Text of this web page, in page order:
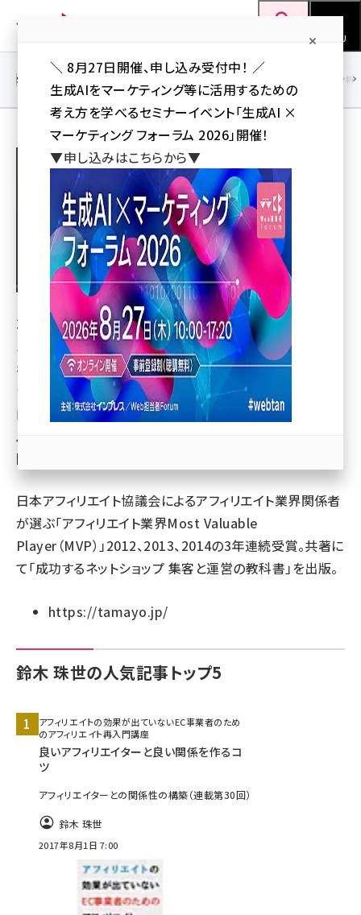
ン
MENU
seo (3538)
ai (2820)
youtube (2444)
note (2322)
セミナー (2315)
z世代 (1629)
meo (1281)
llmo (1167)
SEO アクセス解析／データ分析
鈴木 珠世
2004年よりギフトメーカーのWebショップ担当を経験。「モ
ノを売る楽しさ」「アフィリエイトの楽しさ 」に目覚め、2008
年よりファンコミュニケーションズ、そしてリンクシェア・
ジャパンにて、ネットショップ運営者やアフィリエイターに
向けた教育・啓蒙活動に従事。その後、代理店でのコンサ
ルティングを経て、2016年よりフリー。現在はボーディー有
限会社でアフィリエイトの社内運用支援を行う。
日本アフィリエイト協議会によるアフィリエイト業界関係者
が選ぶ「アフィリエイト業界Most Valuable
Player（MVP）」2012、2013、2014の3年連続受賞。共著に
て「成功するネットショップ 集客と運営の教科書」を出版。
https://tamayo.jp/
鈴木 珠世の人気記事トップ5
アフィリエイトの効果が出ていないEC事業者のため
のアフィリエイト再入門講座
良いアフィリエイターと良い関係を作るコ
ツ
アフィリエイターとの関係性の構築（連載第30回）
鈴木 珠世
2017年8月1日 7:00
＼ 8月27日開催、申し込み受付中！ ／
生成AIをマーケティング等に活用するための
考え方を学べるセミナーイベント「生成AI ×
マーケティング フォーラム 2026」開催！
▼申し込みはこちらから▼